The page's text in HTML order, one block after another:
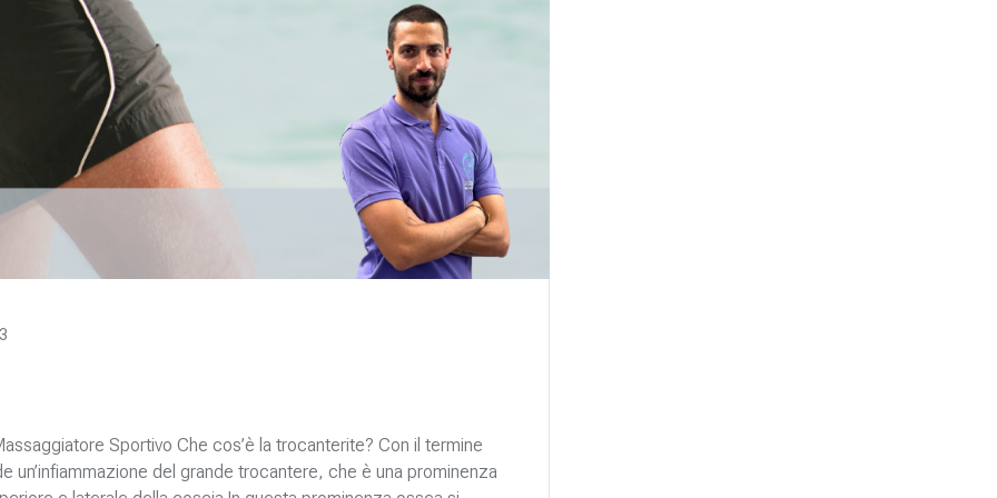
Sportivo Che cos’è la trocanterite? Con il termine
del grande trocantere, che è una prominenza